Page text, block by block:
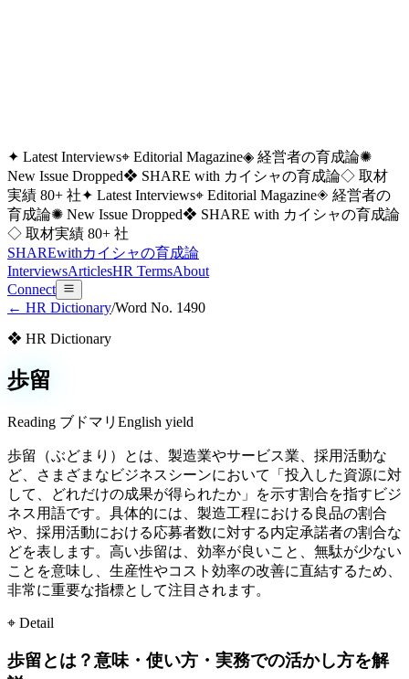
✦ Latest Interviews⌖ Editorial Magazine◈ 経営者の育成論✺
New Issue Dropped❖ SHARE with カイシャの育成論◇ 取材
実績 80+ 社✦ Latest Interviews⌖ Editorial Magazine◈ 経営者の
育成論✺ New Issue Dropped❖ SHARE with カイシャの育成論
◇ 取材実績 80+ 社
SHAREwithカイシャの育成論
InterviewsArticlesHR TermsAbout
Connect
← HR Dictionary/Word No. 1490
❖ HR Dictionary
歩留
Reading ブドマリ English yield
歩留（ぶどまり）とは、製造業やサービス業、採用活動な
ど、さまざまなビジネスシーンにおいて「投入した資源に対
して、どれだけの成果が得られたか」を示す割合を指すビジ
ネス用語です。具体的には、製造工程における良品の割合
や、採用活動における応募者数に対する内定承諾者の割合な
どを表します。高い歩留は、効率が良いこと、無駄が少ない
ことを意味し、生産性やコスト効率の改善に直結するため、
非常に重要な指標として注目されます。
⌖ Detail
歩留とは？意味・使い方・実務での活かし方を解